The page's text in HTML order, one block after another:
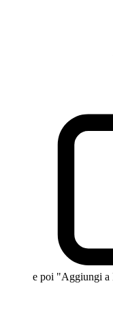
e poi "Aggiungi a